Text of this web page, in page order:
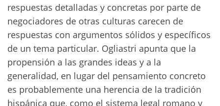
respuestas detalladas y concretas por parte de
negociadores de otras culturas carecen de
respuestas con argumentos sólidos y específicos
de un tema particular. Ogliastri apunta que la
propensión a las grandes ideas y a la
generalidad, en lugar del pensamiento concreto
es probablemente una herencia de la tradición
hispánica que, como el sistema legal romano y